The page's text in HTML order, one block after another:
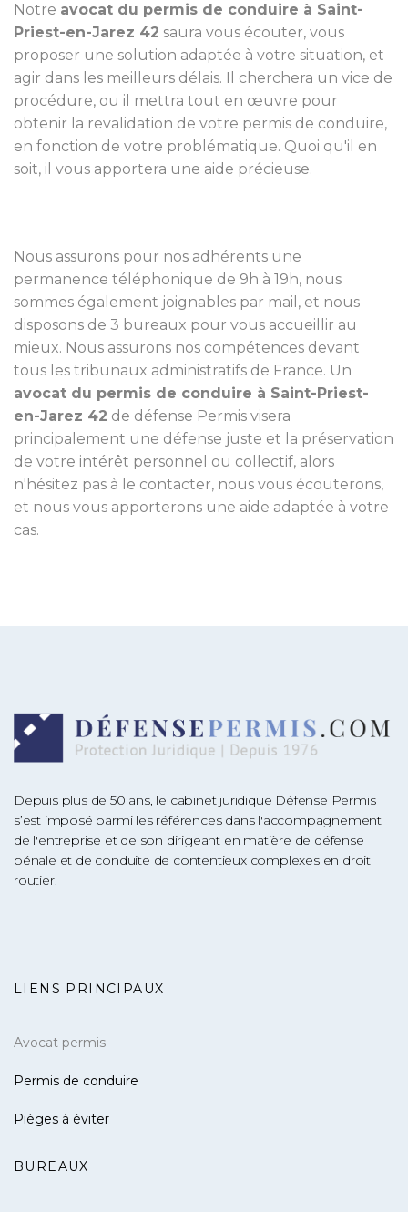
Notre avocat du permis de conduire à Saint-
Priest-en-Jarez 42 saura vous écouter, vous
proposer une solution adaptée à votre situation, et
agir dans les meilleurs délais. Il cherchera un vice de
procédure, ou il mettra tout en œuvre pour
obtenir la revalidation de votre permis de conduire,
en fonction de votre problématique. Quoi qu'il en
soit, il vous apportera une aide précieuse.
Nous assurons pour nos adhérents une
permanence téléphonique de 9h à 19h, nous
sommes également joignables par mail, et nous
disposons de 3 bureaux pour vous accueillir au
mieux. Nous assurons nos compétences devant
tous les tribunaux administratifs de France. Un
avocat du permis de conduire à Saint-Priest-
en-Jarez 42 de défense Permis visera
principalement une défense juste et la préservation
de votre intérêt personnel ou collectif, alors
n'hésitez pas à le contacter, nous vous écouterons,
et nous vous apporterons une aide adaptée à votre
cas.
Depuis plus de 50 ans, le cabinet juridique Défense Permis
s’est imposé parmi les références dans l'accompagnement
de l'entreprise et de son dirigeant en matière de défense
pénale et de conduite de contentieux complexes en droit
routier.
LIENS PRINCIPAUX
Avocat permis
Permis de conduire
Pièges à éviter
BUREAUX